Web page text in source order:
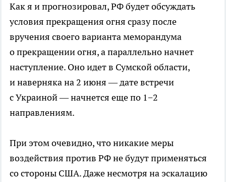
Как я и прогнозировал, РФ будет обсуждать
условия прекращения огня сразу после
вручения своего варианта меморандума
о прекращении огня, а параллельно начнет
наступление. Оно идет в Сумской области,
и наверняка на 2 июня — дате встречи
с Украиной — начнется еще по 1−2
направлениям.
При этом очевидно, что никакие меры
воздействия против РФ не будут применяться
со стороны США. Даже несмотря на эскалацию